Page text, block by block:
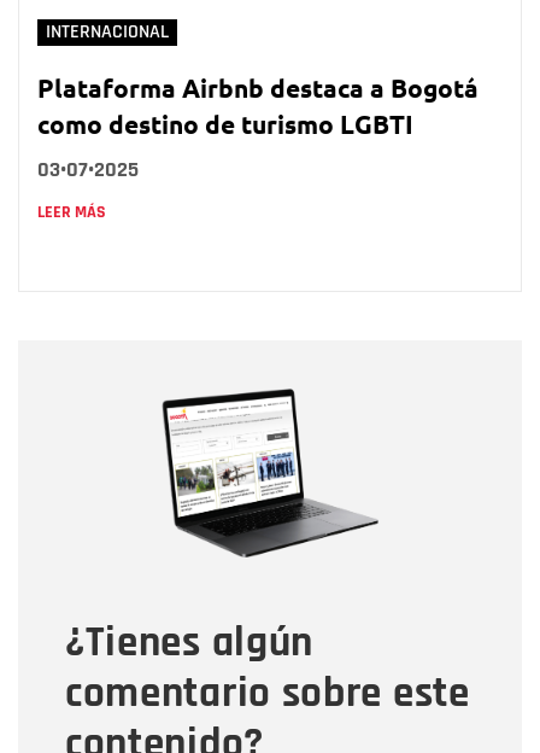
INTERNACIONAL
Plataforma Airbnb destaca a Bogotá
como destino de turismo LGBTI
03•07•2025
LEER MÁS
¿Tienes algún
comentario sobre este
Correo electrónico
Tipo de comentario
Mensaje